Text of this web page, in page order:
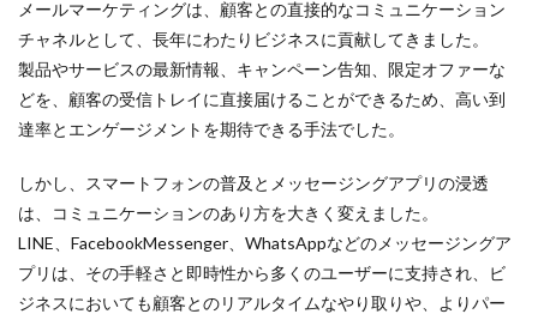
LINE
のメ
リッ
デメ
リッ
3
「オ
ワコ
ン」
では
な
メールマーケティングは、顧客との直接的なコミュニケーション
チャネルとして、長年にわたりビジネスに貢献してきました。
製品やサービスの最新情報、キャンペーン告知、限定オファーな
どを、顧客の受信トレイに直接届けることができるため、高い到
達率とエンゲージメントを期待できる手法でした。
しかし、スマートフォンの普及とメッセージングアプリの浸透
は、コミュニケーションのあり方を大きく変えました。
LINE、FacebookMessenger、WhatsAppなどのメッセージングア
プリは、その手軽さと即時性から多くのユーザーに支持され、ビ
ジネスにおいても顧客とのリアルタイムなやり取りや、よりパー